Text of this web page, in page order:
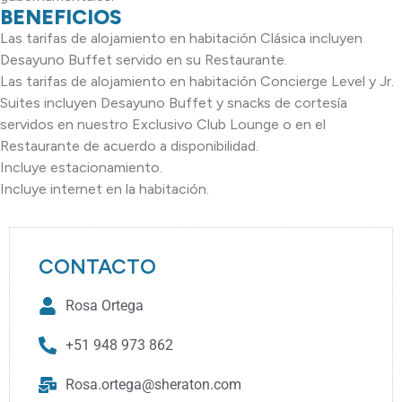
BENEFICIOS
Las tarifas de alojamiento en habitación Clásica incluyen
Desayuno Buffet servido en su Restaurante.
Las tarifas de alojamiento en habitación Concierge Level y Jr.
Suites incluyen Desayuno Buffet y snacks de cortesía
servidos en nuestro Exclusivo Club Lounge o en el
Restaurante de acuerdo a disponibilidad.
Incluye estacionamiento.
Incluye internet en la habitación.
CONTACTO
Rosa Ortega
+51 948 973 862
Rosa.ortega@sheraton.com